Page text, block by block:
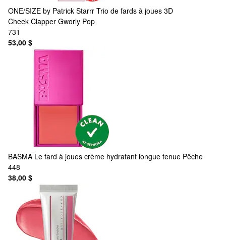
ONE/SIZE by Patrick Starrr Trio de fards à joues 3D
Cheek Clapper Gworly Pop
731
53,00 $
BASMA Le fard à joues crème hydratant longue tenue Pêche
448
38,00 $